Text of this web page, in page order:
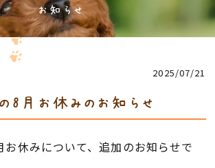
お知らせ
2025/07/21
8月お休みのお知らせ
休みについて、追加のお知らせで